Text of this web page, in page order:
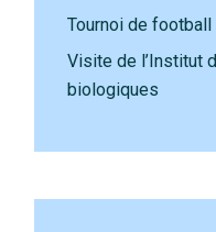
Tournoi de
Visite de l’Institut
biologiques